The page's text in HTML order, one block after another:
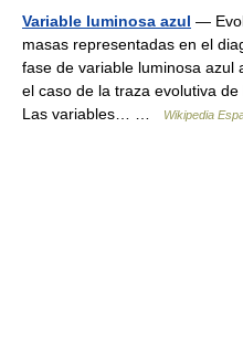
Variable luminosa azul —
masas representadas en el
fase de variable luminosa azul
el caso de la traza evolutiva
Las variables… …
Wikipedia